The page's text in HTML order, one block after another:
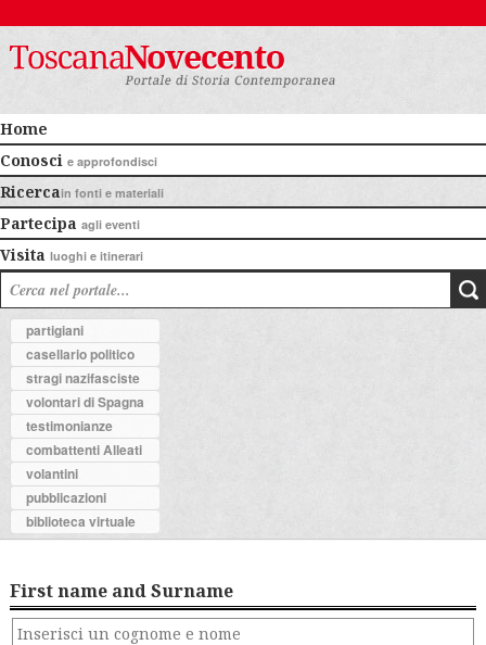
Home
Conosci e approfondisci
Ricercain fonti e materiali
Partecipa agli eventi
Visita luoghi e itinerari
partigiani
casellario politico
stragi nazifasciste
volontari di Spagna
testimonianze
combattenti Alleati
volantini
pubblicazioni
biblioteca virtuale
First name and Surname